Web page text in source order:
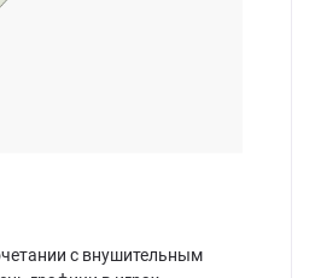
с внушительным